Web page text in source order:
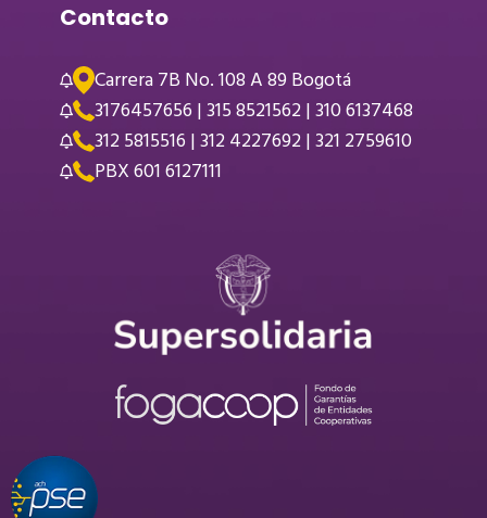
Contacto
Carrera 7B No. 108 A 89 Bogotá
3176457656 | 315 8521562 | 310 6137468
312 5815516 | 312 4227692 | 321 2759610
PBX 601 6127111